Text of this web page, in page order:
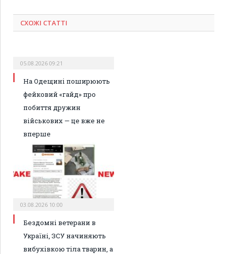
СХОЖІ СТАТТІ
05.08.2026 09:21
На Одещині поширюють
фейковий «гайд» про
побиття дружин
військових — це вже не
вперше
03.08.2026 10:00
Бездомні ветерани в
Україні, ЗСУ начиняють
вибухівкою тіла тварин, а